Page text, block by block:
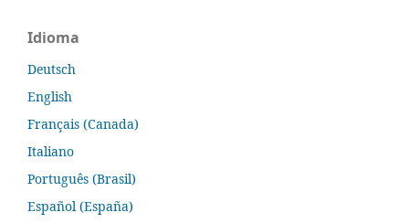
Idioma
Deutsch
English
Français (Canada)
Italiano
Português (Brasil)
Español (España)